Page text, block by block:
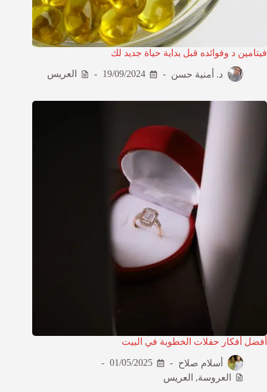
فيتامين د وفوائده قبل بداية حياة جديد لك
د. أمنية حسن 19/09/2024 العريس
أفضل أفكار حفلات الخطوبة في البيت
أسلام صلاح
01/05/2025
العروسة, العريس